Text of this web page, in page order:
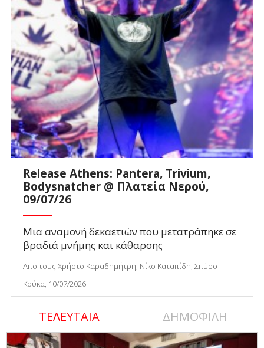
Release Athens: Pantera, Trivium,
Bodysnatcher @ Πλατεία Νερού,
09/07/26
Μια αναμονή δεκαετιών που μετατράπηκε σε
βραδιά μνήμης και κάθαρσης
Από τους Χρήστο Καραδημήτρη, Νίκο Καταπίδη, Σπύρο
Κούκα, 10/07/2026
ΤΕΛΕΥΤΑΙΑ ΔΗΜΟΦΙΛΗ